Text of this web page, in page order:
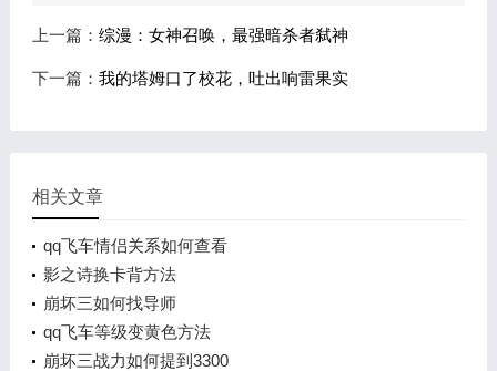
上一篇： 综漫：女神召唤，最强暗杀者弑神
下一篇： 我的塔姆口了校花，吐出响雷果实
相关文章
qq飞车情侣关系如何查看
影之诗换卡背方法
崩坏三如何找导师
qq飞车等级变黄色方法
崩坏三战力如何提到3300